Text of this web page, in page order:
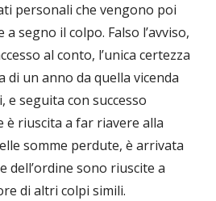
personali che vengono poi
segno il colpo. Falso l’avviso,
al conto, l’unica certezza
di un anno da quella vicenda
e seguita con successo
è riuscita a far riavere alla
somme perdute, è arrivata
dell’ordine sono riuscite a
di altri colpi simili.